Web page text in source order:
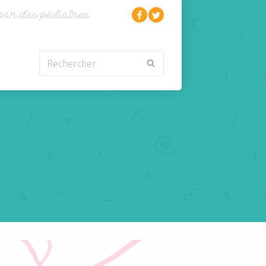
Rechercher
Pédiatrie
Pneumologie
Sommeil
Tabagisme Vapotage
troubles visuels de l’enfant: quand? comment? Et le strabisme?